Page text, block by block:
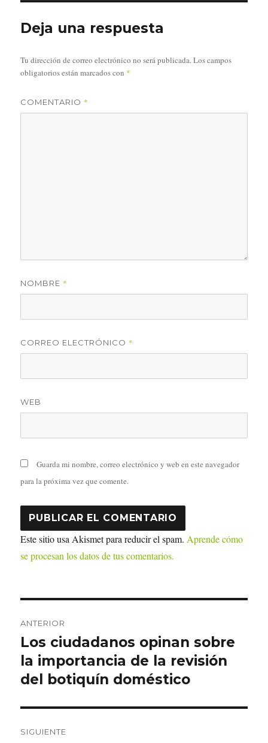
Deja una respuesta
Tu dirección de correo electrónico no será publicada.Los campos
obligatorios están marcados con *
COMENTARIO *
NOMBRE *
CORREO ELECTRÓNICO *
WEB
Guarda mi nombre, correo electrónico y web en este navegador
para la próxima vez que comente.
Este sitio usa Akismet para reducir el spam. Aprende cómo
se procesan los datos de tus comentarios.
de
entradas
ANTERIOR
Entrada
anterior:
Los ciudadanos opinan sobre
la importancia de la revisión
del botiquín doméstico
SIGUIENTE